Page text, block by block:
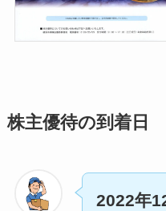
株主優待の到着日
2022年